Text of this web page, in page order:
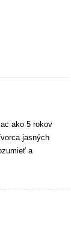
ako 5 rokov
jasných
a